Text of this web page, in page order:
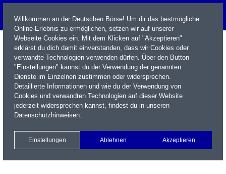
Name / WKN / ISIN / Kürzel
Xetra Realtime
Watchlist Portfolio Login
Willkommen an der Deutschen Börse! Um dir das bestmögliche
Online-Erlebnis zu ermöglichen, setzen wir auf unserer
Webseite Cookies ein. Mit dem Klicken auf "Akzeptieren"
erklärst du dich damit einverstanden, dass wir Cookies oder
verwandte Technologien verwenden dürfen. Über den Button
"Einstellungen" kannst du der Verwendung der genannten
Dienste im Einzelnen zustimmen oder widersprechen.
Detaillierte Informationen und wie du der Verwendung von
Cookies und verwandten Technologien auf dieser Website
jederzeit widersprechen kannst, findest du in unseren
Datenschutzhinweisen.
Einstellungen Ablehnen Akzeptieren